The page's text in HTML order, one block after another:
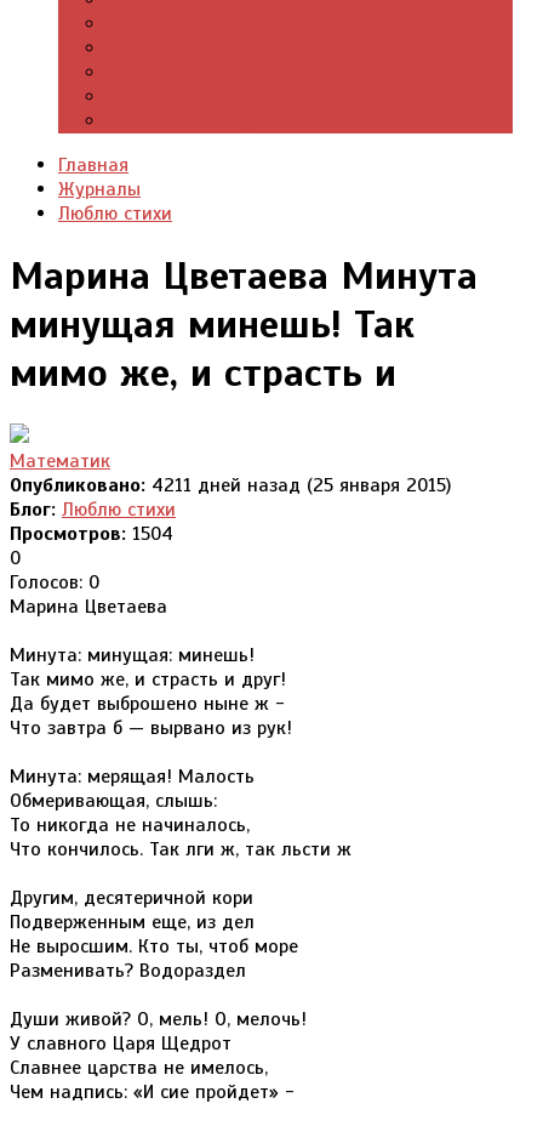
Главная
Журналы
Люблю стихи
Марина Цветаева Минута
минущая минешь! Так
мимо же, и страсть и
Математик
Опубликовано: 4211 дней назад (25 января 2015)
Блог: Люблю стихи
Просмотров: 1504
0
Голосов: 0
Марина Цветаева
Минута: минущая: минешь!
Так мимо же, и страсть и друг!
Да будет выброшено ныне ж -
Что завтра б — вырвано из рук!
Минута: мерящая! Малость
Обмеривающая, слышь:
То никогда не начиналось,
Что кончилось. Так лги ж, так льсти ж
Другим, десятеричной кори
Подверженным еще, из дел
Не выросшим. Кто ты, чтоб море
Разменивать? Водораздел
Души живой? О, мель! О, мелочь!
У славного Царя Щедрот
Славнее царства не имелось,
Чем надпись: «И сие пройдет» -